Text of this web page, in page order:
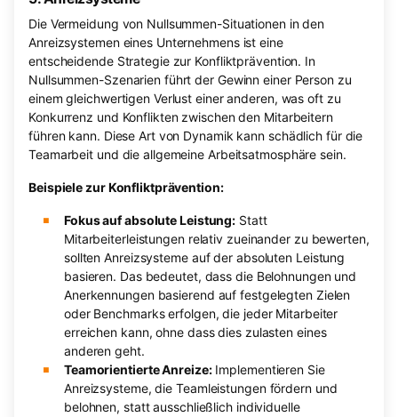
Die Vermeidung von Nullsummen-Situationen in den
Anreizsystemen eines Unternehmens ist eine
entscheidende Strategie zur Konfliktprävention. In
Nullsummen-Szenarien führt der Gewinn einer Person zu
einem gleichwertigen Verlust einer anderen, was oft zu
Konkurrenz und Konflikten zwischen den Mitarbeitern
führen kann. Diese Art von Dynamik kann schädlich für die
Teamarbeit und die allgemeine Arbeitsatmosphäre sein.
Beispiele zur Konfliktprävention:
Fokus auf absolute Leistung: Statt
Mitarbeiterleistungen relativ zueinander zu bewerten,
sollten Anreizsysteme auf der absoluten Leistung
basieren. Das bedeutet, dass die Belohnungen und
Anerkennungen basierend auf festgelegten Zielen
oder Benchmarks erfolgen, die jeder Mitarbeiter
erreichen kann, ohne dass dies zulasten eines
anderen geht.
Teamorientierte Anreize:Implementieren Sie
Anreizsysteme, die Teamleistungen fördern und
belohnen, statt ausschließlich individuelle